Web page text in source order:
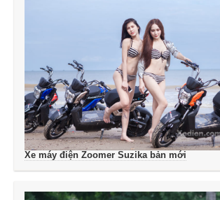
Xe máy điện Zoomer Suzika bản mới